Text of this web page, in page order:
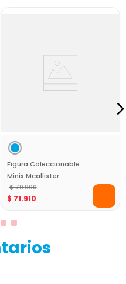
Figura Coleccionable
Minix Mcallister
Argentina 12Cm World
Cup
$ 79.900
$ 71.910